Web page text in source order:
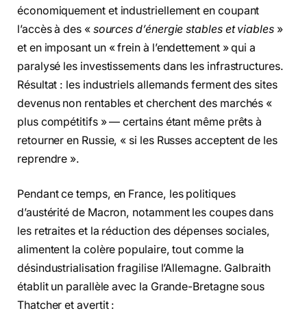
économiquement et industriellement en coupant
l’accès à des « sources d’énergie stables et viables»
et en imposant un « frein à l’endettement » qui a
paralysé les investissements dans les infrastructures.
Résultat : les industriels allemands ferment des sites
devenus non rentables et cherchent des marchés «
plus compétitifs » — certains étant même prêts à
retourner en Russie, « si les Russes acceptent de les
reprendre ».
Pendant ce temps, en France, les politiques
d’austérité de Macron, notamment les coupes dans
les retraites et la réduction des dépenses sociales,
alimentent la colère populaire, tout comme la
désindustrialisation fragilise l’Allemagne. Galbraith
établit un parallèle avec la Grande-Bretagne sous
Thatcher et avertit :